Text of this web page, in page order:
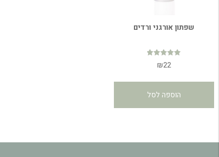
שפתון אורגני ורדים
דורג
4.96
₪22
הוספה לסל